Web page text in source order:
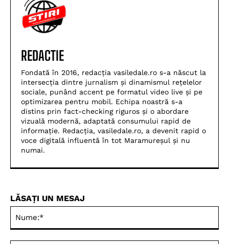
REDACTIE
Fondată în 2016, redacția vasiledale.ro s-a născut la
intersecția dintre jurnalism și dinamismul rețelelor
sociale, punând accent pe formatul video live și pe
optimizarea pentru mobil. Echipa noastră s-a
distins prin fact-checking riguros și o abordare
vizuală modernă, adaptată consumului rapid de
informație. Redacția, vasiledale.ro, a devenit rapid o
voce digitală influentă în tot Maramureșul și nu
numai.
LĂSAȚI UN MESAJ